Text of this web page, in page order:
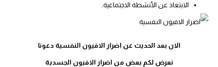
الابتعاد عن الأنشطة الاجتماعية.
الان بعد الحديث عن اضرار الافيون النفسية دعونا
نعرض لكم بعض من اضرار الافيون الجسدية